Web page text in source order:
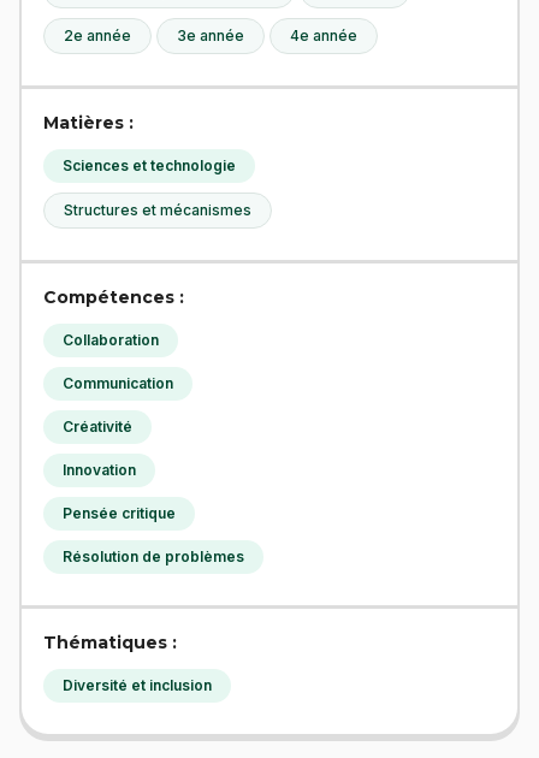
2e année 3e année 4e année
Matières :
Sciences et technologie
Structures et mécanismes
Compétences :
Collaboration
Communication
Créativité
Innovation
Pensée critique
Résolution de problèmes
Thématiques :
Diversité et inclusion